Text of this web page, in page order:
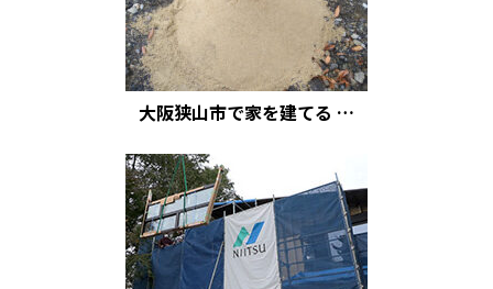
大阪狭山市で家を建てる …